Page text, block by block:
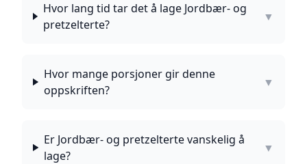
Hvor lang tid tar det å lage Jordbær- og
pretzelterte?
▼
Hvor mange porsjoner gir denne
oppskriften?
▼
Er Jordbær- og pretzelterte vanskelig å
lage?
▼